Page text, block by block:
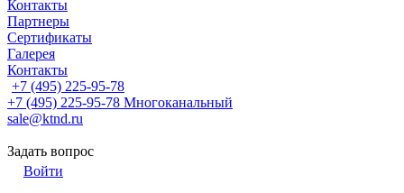
Контакты
Партнеры
Сертификаты
Галерея
Контакты
+7 (495) 225-95-78
+7 (495) 225-95-78 Многоканальный
sale@ktnd.ru
Задать вопрос
Войти